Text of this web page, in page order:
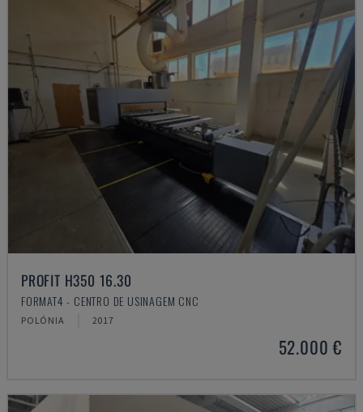
PROFIT H350 16.30
FORMAT4 - CENTRO DE USINAGEM CNC
POLÓNIA 2017
52.000 €